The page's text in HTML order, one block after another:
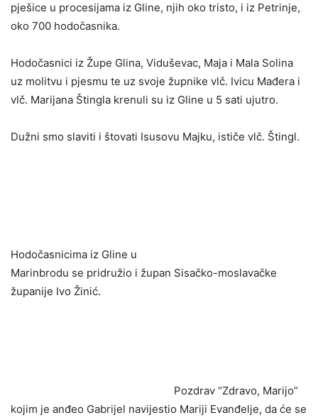
pješice u procesijama iz Gline, njih oko tristo, i iz Petrinje,
oko 700 hodočasnika.
Hodočasnici iz Župe Glina, Viduševac, Maja i Mala Solina
uz molitvu i pjesmu te uz svoje župnike vlč. Ivicu Mađera i
vlč. Marijana Štingla krenuli su iz Gline u 5 sati ujutro.
Dužni smo slaviti i štovati Isusovu Majku, ističe vlč. Štingl.
Hodočasnicima iz Gline u
Marinbrodu se pridružio i župan Sisačko-moslavačke
županije Ivo Žinić.
Pozdrav “Zdravo, Marijo”
kojim je anđeo Gabrijel navijestio Mariji Evanđelje, da će se